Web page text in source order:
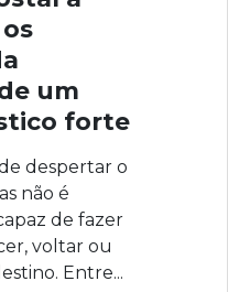
um
forte
despertar o
não é
de fazer
voltar ou
Entre...